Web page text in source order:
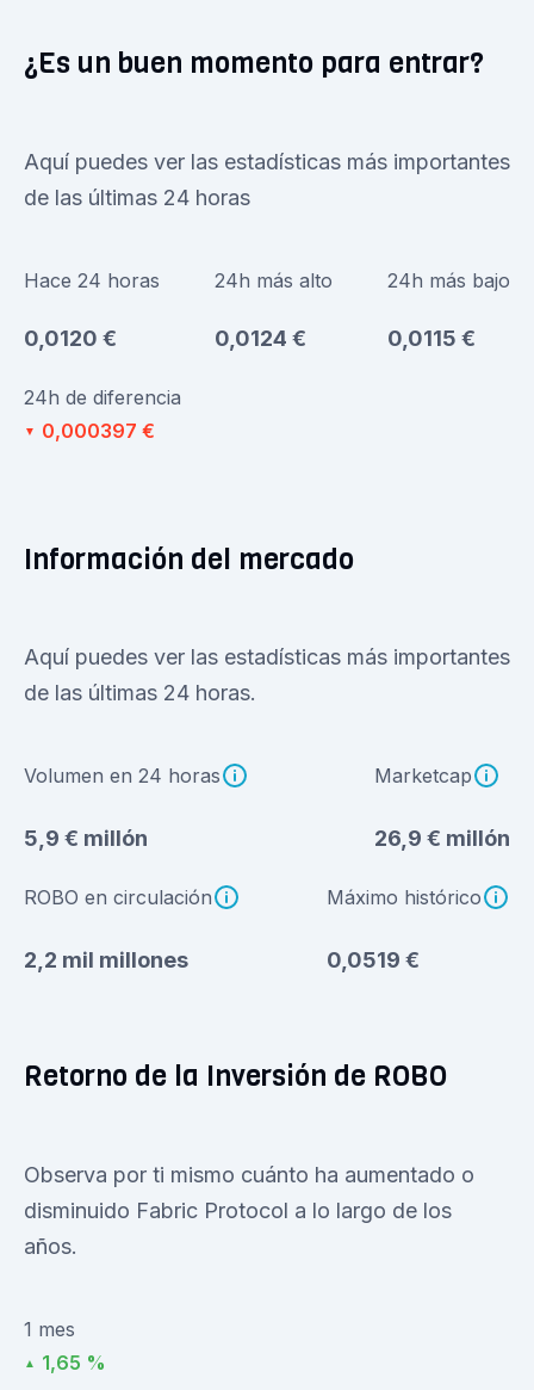
¿Es un buen momento para entrar?
Aquí puedes ver las estadísticas más importantes
de las últimas 24 horas
Hace 24 horas
0,0120 €
24h más alto
0,0124 €
24h más bajo
0,0115 €
24h de diferencia
▼ 0,000397 €
Información del mercado
Aquí puedes ver las estadísticas más importantes
de las últimas 24 horas.
Volumen en 24 horas
5,9 € millón
Marketcap
26,9 € millón
ROBO en circulación
2,2 mil millones
Máximo histórico
0,0519 €
Retorno de la Inversión de ROBO
Observa por ti mismo cuánto ha aumentado o
disminuido Fabric Protocol a lo largo de los
años.
1 mes
▲ 1,65 %